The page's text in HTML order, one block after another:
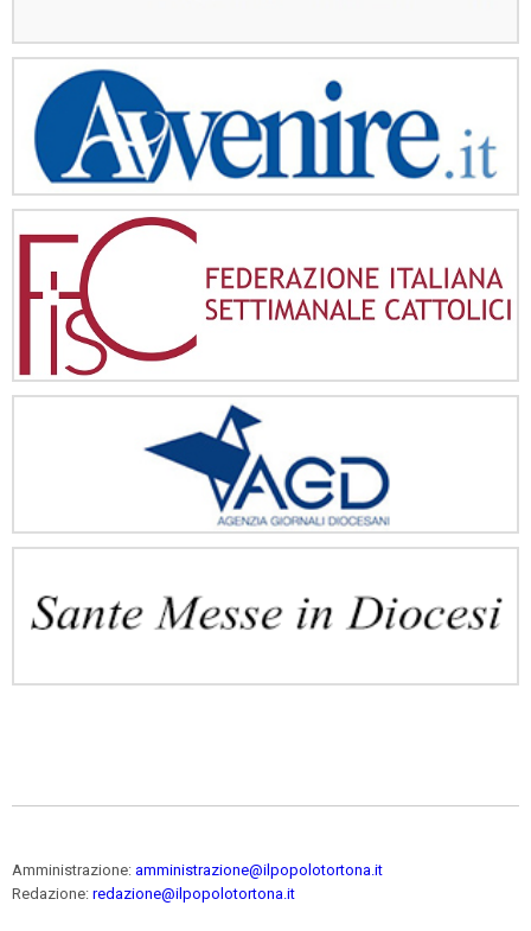
Amministrazione: amministrazione@ilpopolotortona.it
Redazione: redazione@ilpopolotortona.it